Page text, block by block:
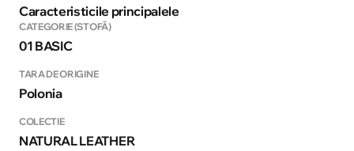
Caracteristicile principalele
CATEGORIE (STOFĂ)
01 BASIC
TARA DE ORIGINE
Polonia
COLECTIE
NATURAL LEATHER